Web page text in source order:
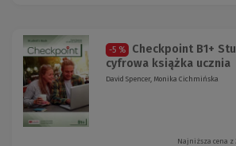
-5 %
Checkpoint B1+
cyfrowa książka ucznia
David Spencer, Monika Cichmińska
Najniższa cena z